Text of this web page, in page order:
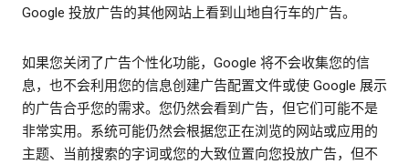
Google 投放广告的其他网站上看到山地自行车的广告。
如果您关闭了广告个性化功能，Google 将不会收集您的信
息，也不会利用您的信息创建广告配置文件或使 Google 展示
的广告合乎您的需求。您仍然会看到广告，但它们可能不是
非常实用。系统可能仍然会根据您正在浏览的网站或应用的
主题、当前搜索的字词或您的大致位置向您投放广告，但不